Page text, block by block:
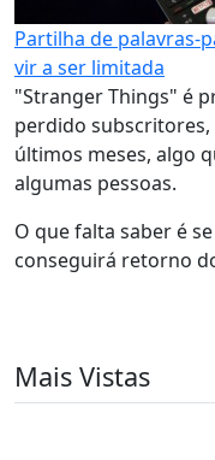
Partilha de palavras-
vir a ser limitada
"Stranger Things" é
perdido
últimos meses, algo
algumas pessoas.
O que falta saber é
conseguirá retorno
Mais Vistas